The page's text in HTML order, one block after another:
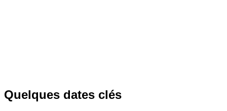
Quelques dates clés